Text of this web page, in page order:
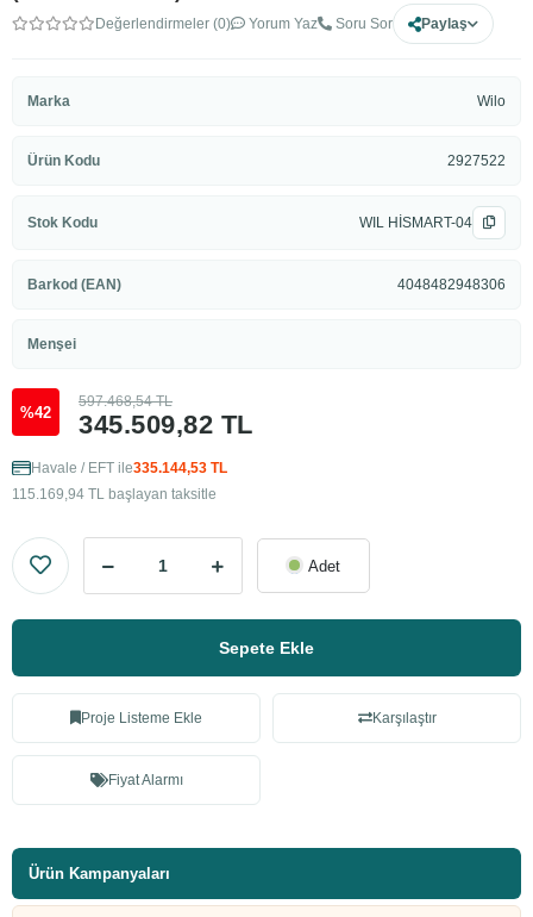
Değerlendirmeler (0) Yorum Yaz Soru Sor Paylaş
Marka Wilo
Ürün Kodu 2927522
Stok Kodu WIL HİSMART-04
Barkod (EAN) 4048482948306
Menşei
%42 345.509,82 TL
597.468,54 TL
Havale / EFT ile335.144,53 TL
115.169,94 TL başlayan taksitle
Adet
Sepete Ekle
Proje Listeme Ekle Karşılaştır
Fiyat Alarmı
Ürün Kampanyaları